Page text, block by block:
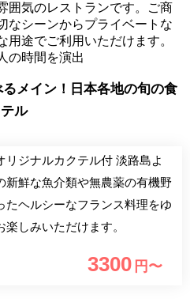
囲気のレストランです。ご商
なシーンからプライベートな
途でご利用いただけます。
の時間を演出
るメイン！日本各地の旬の食
ル
ジナルカクテル付 淡路島よ
新鮮な魚介類や無農薬の有機野
たヘルシーなフランス料理をゆ
楽しみいただけます。
3300 円〜